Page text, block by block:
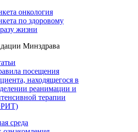
онкология
по здоровому
жизни
Минздрава
посещения
находящегося в
реанимации и
терапии
среда